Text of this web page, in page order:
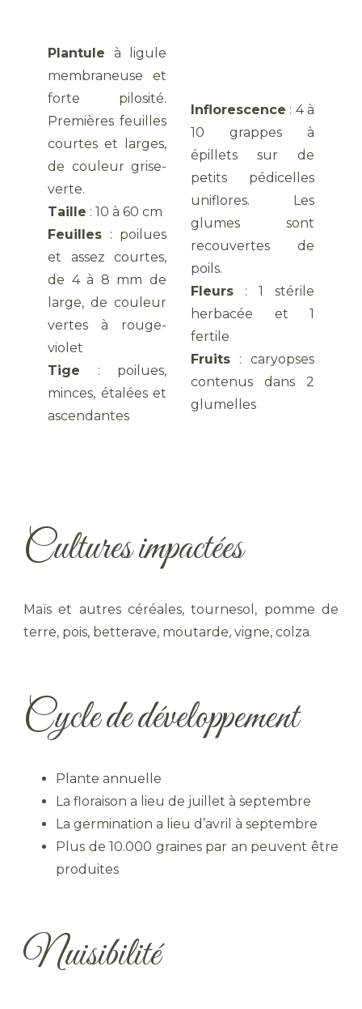
Plantule à ligule
membraneuse et
forte pilosité.
Premières feuilles
courtes et larges,
de couleur grise-
verte.
Taille : 10 à 60 cm
Feuilles : poilues
et assez courtes,
de 4 à 8 mm de
large, de couleur
vertes à rouge-
violet
Tige : poilues,
minces, étalées et
ascendantes
Inflorescence : 4 à
10 grappes à
épillets sur de
petits pédicelles
uniflores. Les
glumes sont
recouvertes de
poils.
Fleurs : 1 stérile
herbacée et 1
fertile
Fruits : caryopses
contenus dans 2
glumelles
Cultures impactées
Maïs et autres céréales, tournesol, pomme de
terre, pois, betterave, moutarde, vigne, colza.
Cycle de développement
Plante annuelle
La floraison a lieu de juillet à septembre
La germination a lieu d’avril à septembre
Plus de 10.000 graines par an peuvent être
produites
Nuisibilité